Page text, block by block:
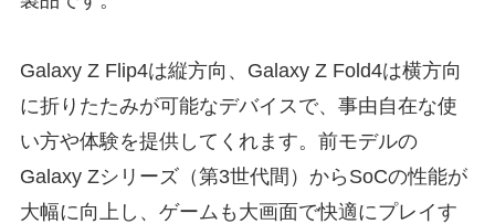
Galaxy Z Flip4は縦方向、Galaxy Z Fold4は横方向
に折りたたみが可能なデバイスで、事由自在な使
い方や体験を提供してくれます。前モデルの
Galaxy Zシリーズ（第3世代間）からSoCの性能が
大幅に向上し、ゲームも大画面で快適にプレイす